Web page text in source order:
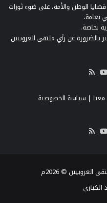
الوطن والأمة، على ضوء ثورات
بعامة،
بخاصة.
بالضرورة عن رأي ملتقى العروبيين
‫X
‫YouTube
RSS
| سياسة الخصوصية
‫X
‫YouTube
© 2026م
الكياري